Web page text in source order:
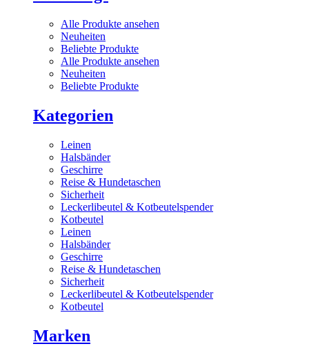
Alle Produkte ansehen
Neuheiten
Beliebte Produkte
Alle Produkte ansehen
Neuheiten
Beliebte Produkte
Kategorien
Leinen
Halsbänder
Geschirre
Reise & Hundetaschen
Sicherheit
Leckerlibeutel & Kotbeutelspender
Kotbeutel
Leinen
Halsbänder
Geschirre
Reise & Hundetaschen
Sicherheit
Leckerlibeutel & Kotbeutelspender
Kotbeutel
Marken